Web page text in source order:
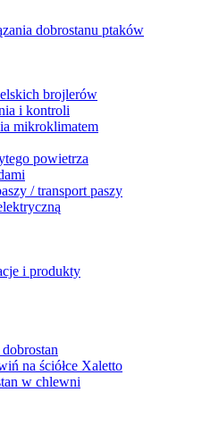
dobrostanu ptaków
brojlerów
i kontroli
mikroklimatem
powietrza
/ transport paszy
i produkty
na ściółce Xaletto
w chlewni